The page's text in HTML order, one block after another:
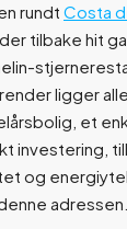
rundt Costa
tilbake hit
ligger
et
investering,
og
adressen.